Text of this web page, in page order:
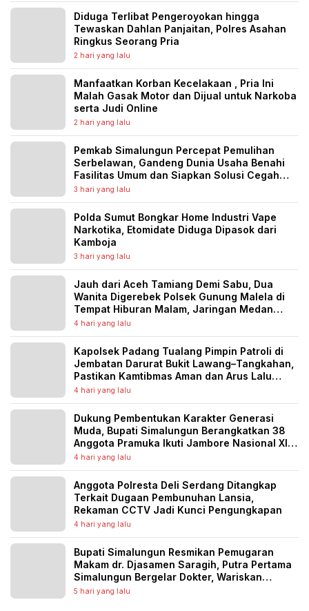
Diduga Terlibat Pengeroyokan hingga
Tewaskan Dahlan Panjaitan, Polres Asahan
Ringkus Seorang Pria
2 hari yang lalu
Manfaatkan Korban Kecelakaan , Pria Ini
Malah Gasak Motor dan Dijual untuk Narkoba
serta Judi Online
2 hari yang lalu
Pemkab Simalungun Percepat Pemulihan
Serbelawan, Gandeng Dunia Usaha Benahi
Fasilitas Umum dan Siapkan Solusi Cegah
Banjir Berulang
3 hari yang lalu
Polda Sumut Bongkar Home Industri Vape
Narkotika, Etomidate Diduga Dipasok dari
Kamboja
3 hari yang lalu
Jauh dari Aceh Tamiang Demi Sabu, Dua
Wanita Digerebek Polsek Gunung Malela di
Tempat Hiburan Malam, Jaringan Medan
Diburu
4 hari yang lalu
Kapolsek Padang Tualang Pimpin Patroli di
Jembatan Darurat Bukit Lawang–Tangkahan,
Pastikan Kamtibmas Aman dan Arus Lalu
Lintas Lancar
4 hari yang lalu
Dukung Pembentukan Karakter Generasi
Muda, Bupati Simalungun Berangkatkan 38
Anggota Pramuka Ikuti Jambore Nasional XII
Tahun 2026
4 hari yang lalu
Anggota Polresta Deli Serdang Ditangkap
Terkait Dugaan Pembunuhan Lansia,
Rekaman CCTV Jadi Kunci Pengungkapan
4 hari yang lalu
Bupati Simalungun Resmikan Pemugaran
Makam dr. Djasamen Saragih, Putra Pertama
Simalungun Bergelar Dokter, Wariskan
Semangat Pengabdian untuk Generasi
5 hari yang lalu